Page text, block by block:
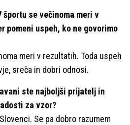
športu se večinoma meri v
pomeni uspeh, ko ne govorimo
meri v rezultatih. Toda uspeh
sreča in dobri odnosi.
ste najboljši prijatelj in
za vzor?
Se pa dobro razumem